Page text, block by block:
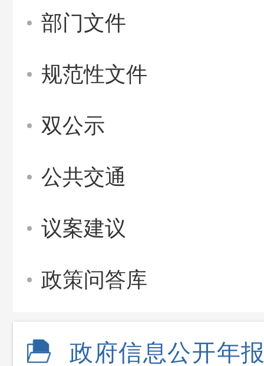
部门文件
规范性文件
双公示
公共交通
议案建议
政策问答库
政府信息公开年